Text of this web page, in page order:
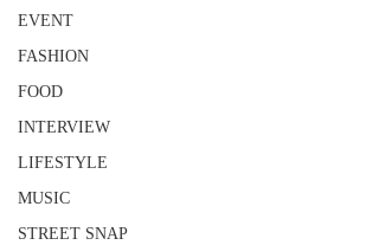
EVENT
FASHION
FOOD
INTERVIEW
LIFESTYLE
MUSIC
STREET SNAP